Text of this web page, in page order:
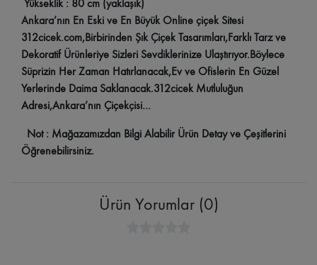
Yükseklik : 80 cm (yaklaşık)
Ankara’nın En Eski ve En Büyük Online çiçek Sitesi
312cicek.com,Birbirinden Şık Çiçek Tasarımları,Farklı Tarz ve
Dekoratif Ürünleriye Sizleri Sevdiklerinize Ulaştırıyor.Böylece
Süprizin Her Zaman Hatırlanacak,Ev ve Ofislerin En Güzel
Yerlerinde Daima Saklanacak.312cicek Mutluluğun
Adresi,Ankara’nın Çiçekçisi…
Not : Mağazamızdan Bilgi Alabilir Ürün Detay ve Çeşitlerini
Öğrenebilirsiniz.
Ürün Yorumlar (0)